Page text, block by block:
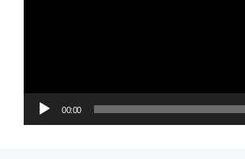
00:00